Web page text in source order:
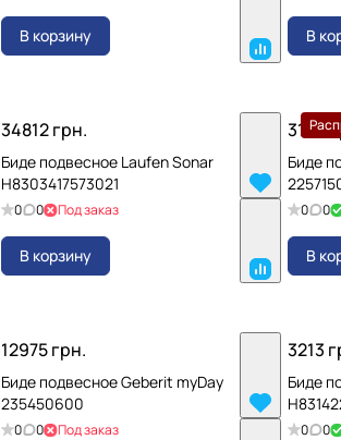
В корзину В
34812 грн.
Биде подвесное Laufen Sonar
H8303417573021
0 0 Под заказ
В корзину
3109
Биде
0 0
В
12975 грн.
Биде подвесное Geberit myDay
235450600
0 0 Под заказ
3213
Биде
0 0